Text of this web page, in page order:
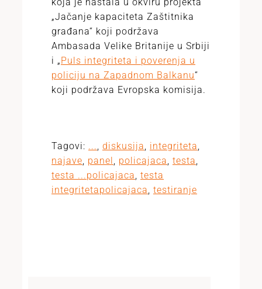
„Jačanje kapaciteta Zaštitnika
građana“ koji podržava
Ambasada Velike Britanije u Srbiji
i „Puls integriteta i poverenja u
policiju na Zapadnom Balkanu“
koji podržava Evropska komisija.
Tagovi: ..., diskusija, integriteta,
najave, panel, policajaca, testa,
testa ...policajaca, testa
integritetapolicajaca, testiranje